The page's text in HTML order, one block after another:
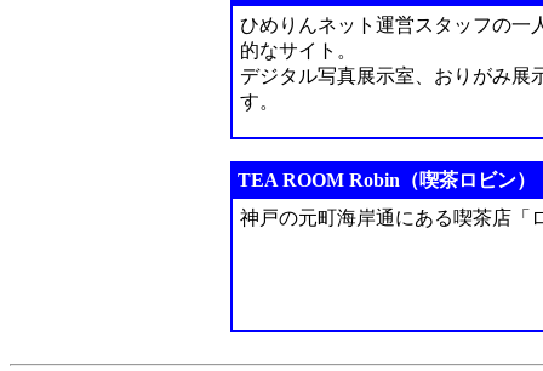
ひめりんネット運営スタッフの一
的なサイト。
デジタル写真展示室、おりがみ展
す。
TEA ROOM Robin（喫茶ロビン）
神戸の元町海岸通にある喫茶店「